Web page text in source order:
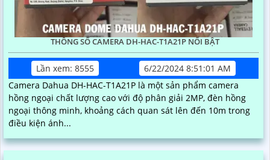
THÔNG SỐ CAMERA DH-HAC-T1A21P NỔI BẬT
Lần xem: 8555
6/22/2024 8:51:01 AM
Camera Dahua DH-HAC-T1A21P là một sản phẩm camera
hồng ngoại chất lượng cao với độ phân giải 2MP, đèn hồng
ngoại thông minh, khoảng cách quan sát lên đến 10m trong
điều kiện ánh...